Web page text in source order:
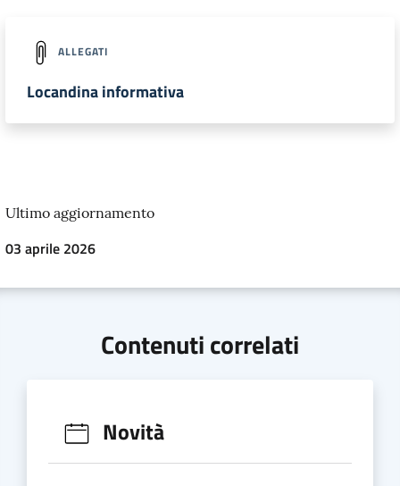
ALLEGATI
Locandina informativa
Ultimo aggiornamento
03 aprile 2026
Contenuti correlati
Novità